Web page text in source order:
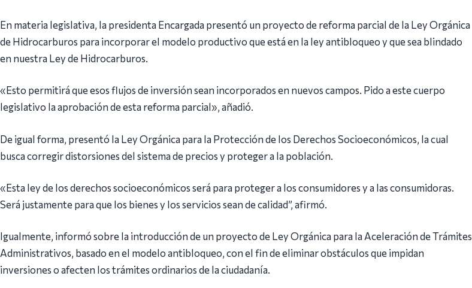
En materia legislativa, la presidenta Encargada presentó un proyecto de reforma parcial de la Ley Orgánica
de Hidrocarburos para incorporar el modelo productivo que está en la ley antibloqueo y que sea blindado
en nuestra Ley de Hidrocarburos.
«Esto permitirá que esos flujos de inversión sean incorporados en nuevos campos. Pido a este cuerpo
legislativo la aprobación de esta reforma parcial», añadió.
De igual forma, presentó la Ley Orgánica para la Protección de los Derechos Socioeconómicos, la cual
busca corregir distorsiones del sistema de precios y proteger a la población.
«Esta ley de los derechos socioeconómicos será para proteger a los consumidores y a las consumidoras.
Será justamente para que los bienes y los servicios sean de calidad”, afirmó.
Igualmente, informó sobre la introducción de un proyecto de Ley Orgánica para la Aceleración de Trámites
Administrativos, basado en el modelo antibloqueo, con el fin de eliminar obstáculos que impidan
inversiones o afecten los trámites ordinarios de la ciudadanía.